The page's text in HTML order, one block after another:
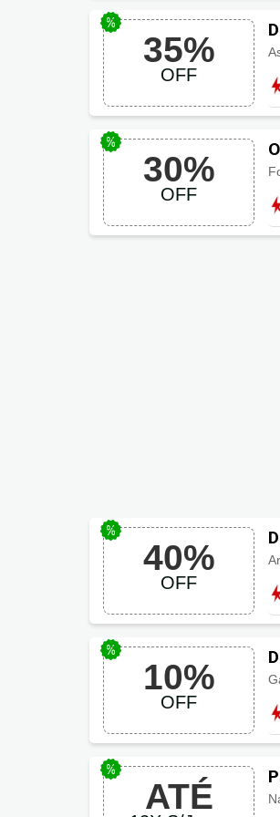
35%
OFF
30%
OFF
40%
OFF
10%
OFF
ATÉ